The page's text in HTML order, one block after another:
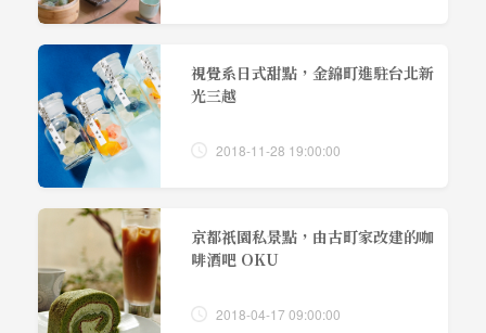
視覺系日式甜點，金錦町進駐台北新
光三越
2018-11-28 19:00:00
京都祇園私景點，由古町家改建的咖
啡酒吧 OKU
2018-04-17 09:00:00